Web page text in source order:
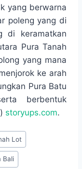
yang berwarna
poleng yang di
di keramatkan
Pura Tanah
yang mana
ke arah
Pura Batu
berbentuk
storyups.com.
Lot
Bali